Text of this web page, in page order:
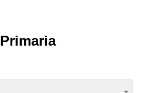
Primaria